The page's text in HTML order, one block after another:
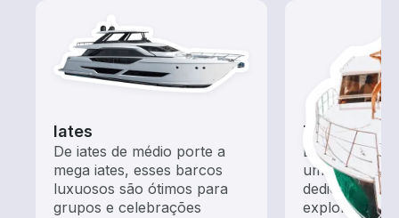
Iates
De iates de médio porte a
mega iates, esses barcos
luxuosos são ótimos para
grupos e celebrações
Tours
Explore as
um aluguel
dedicado a
exploração